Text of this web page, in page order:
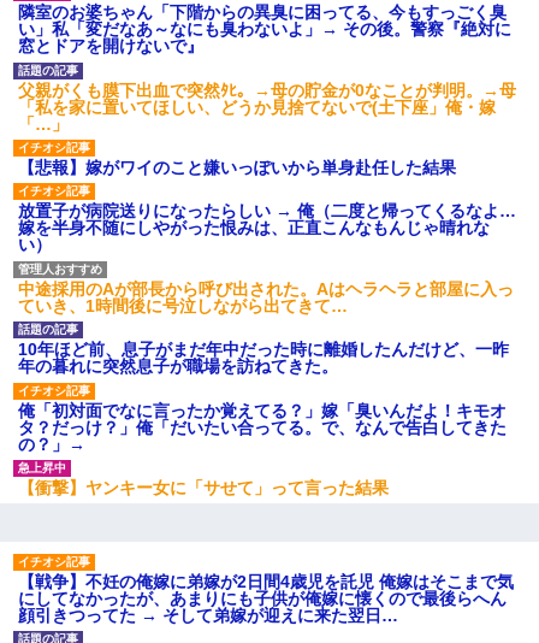
隣室のお婆ちゃん「下階からの異臭に困ってる、今もすっごく臭
い」私「変だなあ～なにも臭わないよ」→ その後。警察『絶対に
窓とドアを開けないで』
父親がくも膜下出血で突然ﾀﾋ。→母の貯金が0なことが判明。→母
「私を家に置いてほしい、どうか見捨てないで(土下座」俺・嫁
「…」
【悲報】嫁がワイのこと嫌いっぽいから単身赴任した結果
放置子が病院送りになったらしい → 俺（二度と帰ってくるなよ…
嫁を半身不随にしやがった恨みは、正直こんなもんじゃ晴れな
い）
中途採用のAが部長から呼び出された。Aはヘラヘラと部屋に入っ
ていき、1時間後に号泣しながら出てきて…
10年ほど前、息子がまだ年中だった時に離婚したんだけど、一昨
年の暮れに突然息子が職場を訪ねてきた。
俺「初対面でなに言ったか覚えてる？」嫁「臭いんだよ！キモオ
タ？だっけ？」俺「だいたい合ってる。で、なんで告白してきた
の？」→
【衝撃】ヤンキー女に「サせて」って言った結果
【戦争】不妊の俺嫁に弟嫁が2日間4歳児を託児 俺嫁はそこまで気
にしてなかったが、あまりにも子供が俺嫁に懐くので最後らへん
顔引きつってた → そして弟嫁が迎えに来た翌日…